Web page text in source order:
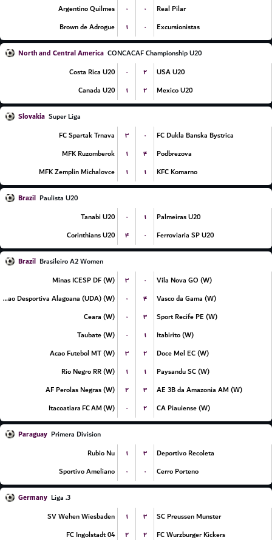
Argentino Quilmes
۰ ۰
Real Pilar
Brown de Adrogue
۱ ۰ Excursionistas
North and Central America CONCACAF Championship U20
Costa Rica U20
۰ ۲
USA U20
Canada U20
۱ ۲ Mexico U20
Slovakia Super Liga
FC Spartak Trnava
۳ ۰
FC Dukla Banska Bystrica
MFK Ruzomberok
۱ ۴
Podbrezova
MFK Zemplin Michalovce
۱ ۱ KFC Komarno
Brazil Paulista U20
Tanabi U20
۰ ۱
Palmeiras U20
Corinthians U20
۴ ۰ Ferroviaria SP U20
Brazil Brasileiro A2 Women
Minas ICESP DF (W)
۳ ۰
Vila Nova GO (W)
Uniao Desportiva Alagoana (UDA) (W)
۰ ۴
Vasco da Gama (W)
Ceara (W)
۰ ۳
Sport Recife PE (W)
Taubate (W)
۰ ۱
Itabirito (W)
Acao Futebol MT (W)
۳ ۲
Doce Mel EC (W)
Rio Negro RR (W)
۱ ۱
Paysandu SC (W)
AF Perolas Negras (W)
۲ ۳
AE 3B da Amazonia AM (W)
Itacoatiara FC AM (W)
۰ ۲ CA Piauiense (W)
Paraguay Primera Division
Rubio Nu
۱ ۳
Deportivo Recoleta
Sportivo Ameliano
۰ ۰ Cerro Porteno
Germany
3. Liga
SV Wehen Wiesbaden
۱ ۳
SC Preussen Munster
FC Ingolstadt 04
۲ ۲
FC Wurzburger Kickers